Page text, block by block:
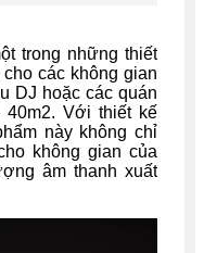
trong những thiết
các không gian
DJ hoặc các quán
Với thiết kế
này không chỉ
không gian của
âm thanh xuất